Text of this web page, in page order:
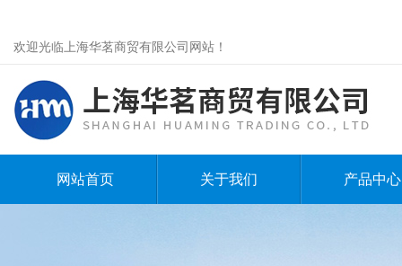
欢迎光临上海华茗商贸有限公司网站！
网站首页 关于我们 产品中心